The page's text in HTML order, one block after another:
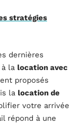
stratégies
dernières
à la location avec
proposés
la location de
votre arrivée
répond à une